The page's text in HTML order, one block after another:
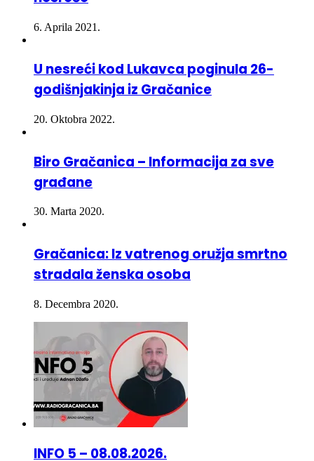
6. Aprila 2021.
godišnjakinja iz Gračanice
20. Oktobra 2022.
građane
30. Marta 2020.
stradala ženska osoba
8. Decembra 2020.
INFO 5 – 08.08.2026.